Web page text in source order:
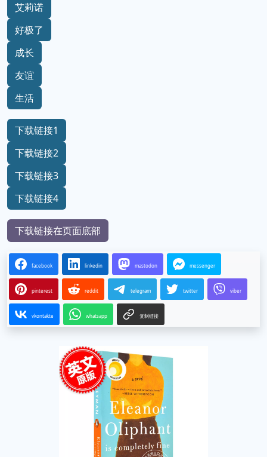
艾莉诺
好极了
成长
友谊
生活
下载链接1
下载链接2
下载链接3
下载链接4
下载链接在页面底部
facebook linkedin mastodon messenger
pinterest reddit telegram twitter viber
vkontakte whatsapp 复制链接